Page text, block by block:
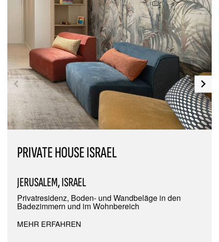
PRIVATE HOUSE ISRAEL
JERUSALEM, ISRAEL
Privatresidenz, Boden- und Wandbeläge in den
Badezimmern und im Wohnbereich
MEHR ERFAHREN